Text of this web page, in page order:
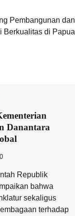
Pembangunan dan
Berkualitas di Papua
Danantara
0
Republik
bahwa
sekaligus
terhadap